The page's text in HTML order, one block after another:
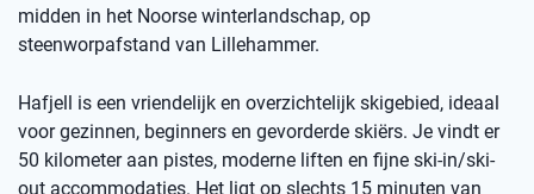
midden in het Noorse winterlandschap, op
steenworpafstand van Lillehammer.
Hafjell is een vriendelijk en overzichtelijk skigebied, ideaal
voor gezinnen, beginners en gevorderde skiërs. Je vindt er
50 kilometer aan pistes, moderne liften en fijne ski-in/ski-
out accommodaties. Het ligt op slechts 15 minuten van